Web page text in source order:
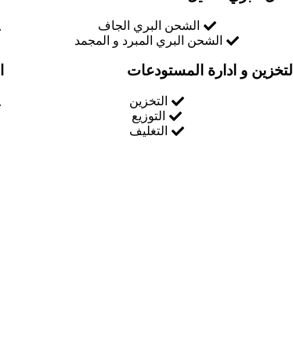
الشحن البري الجاف
الشحن البري المبرد و المجمد
التخزين و ادارة المستودعات
التخزين
التوزيع
التغليف